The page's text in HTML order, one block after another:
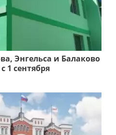
Энгельса и Балаково
1 сентября